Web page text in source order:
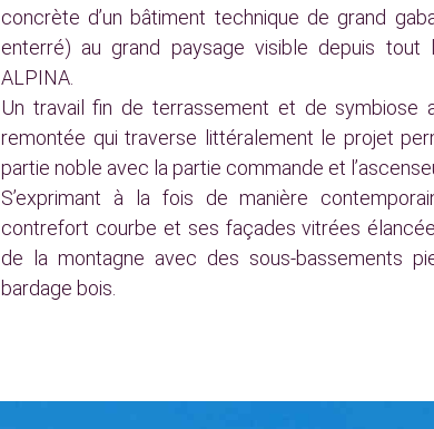
concrète d’un bâtiment technique de grand
enterré) au grand paysage visible depuis tout
ALPINA.
Un travail fin de terrassement et de symbiose
remontée qui traverse littéralement le projet
partie noble avec la partie commande et
S’exprimant à la fois de manière
contrefort courbe et ses façades vitrées
de la montagne avec des sous-bassements
bardage bois.